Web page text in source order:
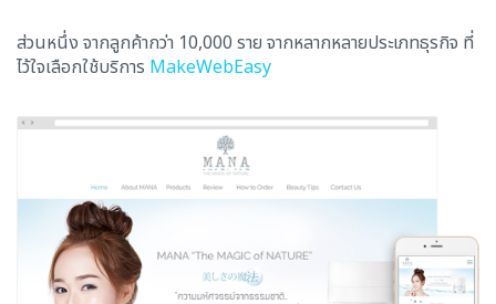
ส่วนหนึ่ง จากลูกค้ากว่า 10,000 ราย จากหลากหลายประเภทธุรกิจ ที่
ไว้ใจเลือกใช้บริการ MakeWebEasy